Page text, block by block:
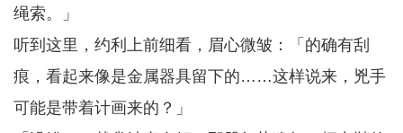
绳索。」
听到这里，约利上前细看，眉心微皱：「的确有刮
痕，看起来像是金属器具留下的……这样说来，兇手
可能是带着计画来的？」